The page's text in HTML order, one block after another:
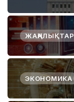
ЖАҢАЛЫҚТАР
ЭКОНОМИКА